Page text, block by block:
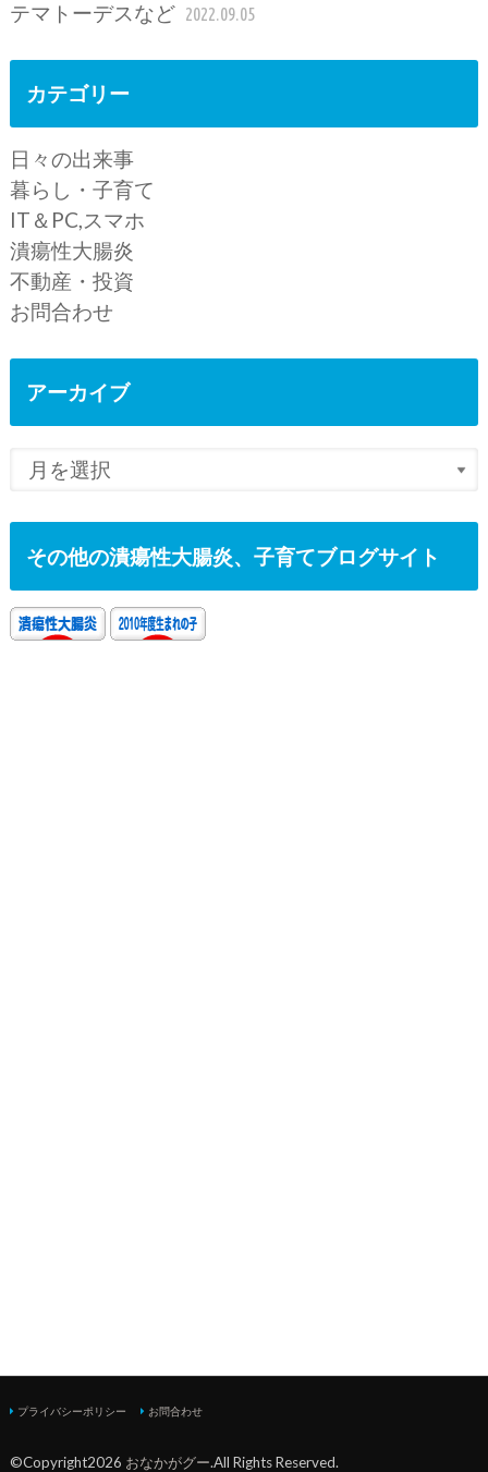
テマトーデスなど 2022.09.05
カテゴリー
日々の出来事
暮らし・子育て
IT＆PC,スマホ
潰瘍性大腸炎
不動産・投資
お問合わせ
アーカイブ
その他の潰瘍性大腸炎、子育てブログサイト
プライバシーポリシー お問合わせ
©Copyright2026 おなかがグー.All Rights Reserved.